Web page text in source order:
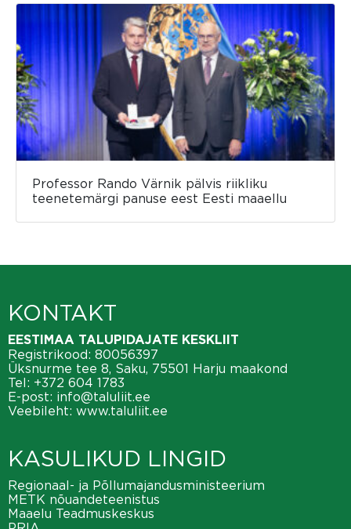
Professor Rando Värnik pälvis riikliku
teenetemärgi panuse eest Eesti maaellu
KONTAKT
EESTIMAA TALUPIDAJATE KESKLIIT
Registrikood: 80056397
Üksnurme tee 8, Saku, 75501 Harju maakond
Tel: +372 604 1783
E-post: info@taluliit.ee
Veebileht: www.taluliit.ee
KASULIKUD LINGID
Regionaal- ja Põllumajandusministeerium
METK nõuandeteenistus
Maaelu Teadmuskeskus